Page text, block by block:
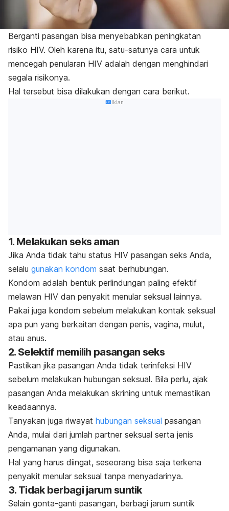
Berganti pasangan bisa menyebabkan peningkatan
risiko HIV. Oleh karena itu, satu-satunya cara untuk
mencegah penularan HIV adalah dengan menghindari
segala risikonya.
Hal tersebut bisa dilakukan dengan cara berikut.
Iklan
1. Melakukan seks aman
Jika Anda tidak tahu status HIV pasangan seks Anda,
selalu gunakan kondom saat berhubungan.
Kondom adalah bentuk perlindungan paling efektif
melawan HIV dan penyakit menular seksual lainnya.
Pakai juga kondom sebelum melakukan kontak seksual
apa pun yang berkaitan dengan penis, vagina, mulut,
atau anus.
2. Selektif memilih pasangan seks
Pastikan jika pasangan Anda tidak terinfeksi HIV
sebelum melakukan hubungan seksual. Bila perlu, ajak
pasangan Anda melakukan skrining untuk memastikan
keadaannya.
Tanyakan juga riwayat hubungan seksual pasangan
Anda, mulai dari jumlah partner seksual serta jenis
pengamanan yang digunakan.
Hal yang harus diingat, seseorang bisa saja terkena
penyakit menular seksual tanpa menyadarinya.
3. Tidak berbagi jarum suntik
Selain gonta-ganti pasangan, berbagi jarum suntik